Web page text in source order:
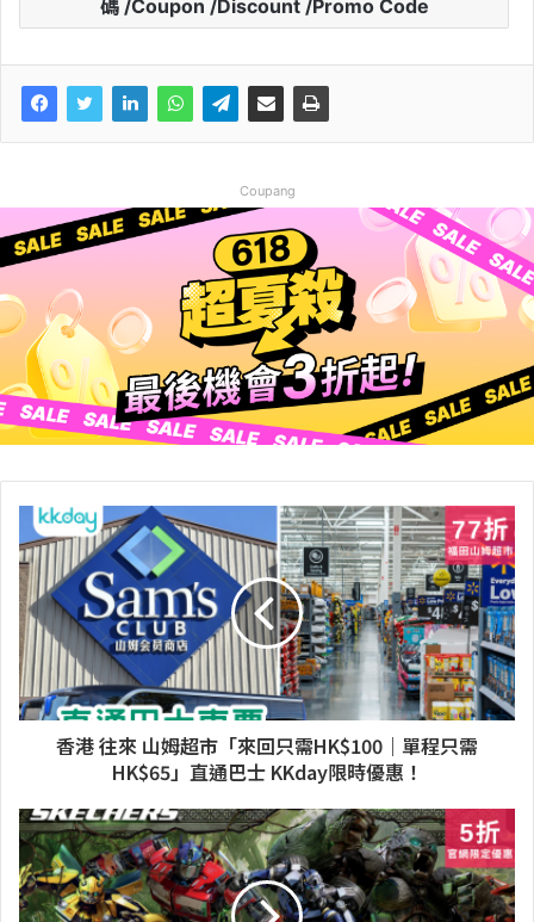
碼 /Coupon /Discount /Promo Code
Coupang
香港 往來 山姆超市「來回只需HK$100｜單程只需
HK$65」直通巴士 KKday限時優惠！